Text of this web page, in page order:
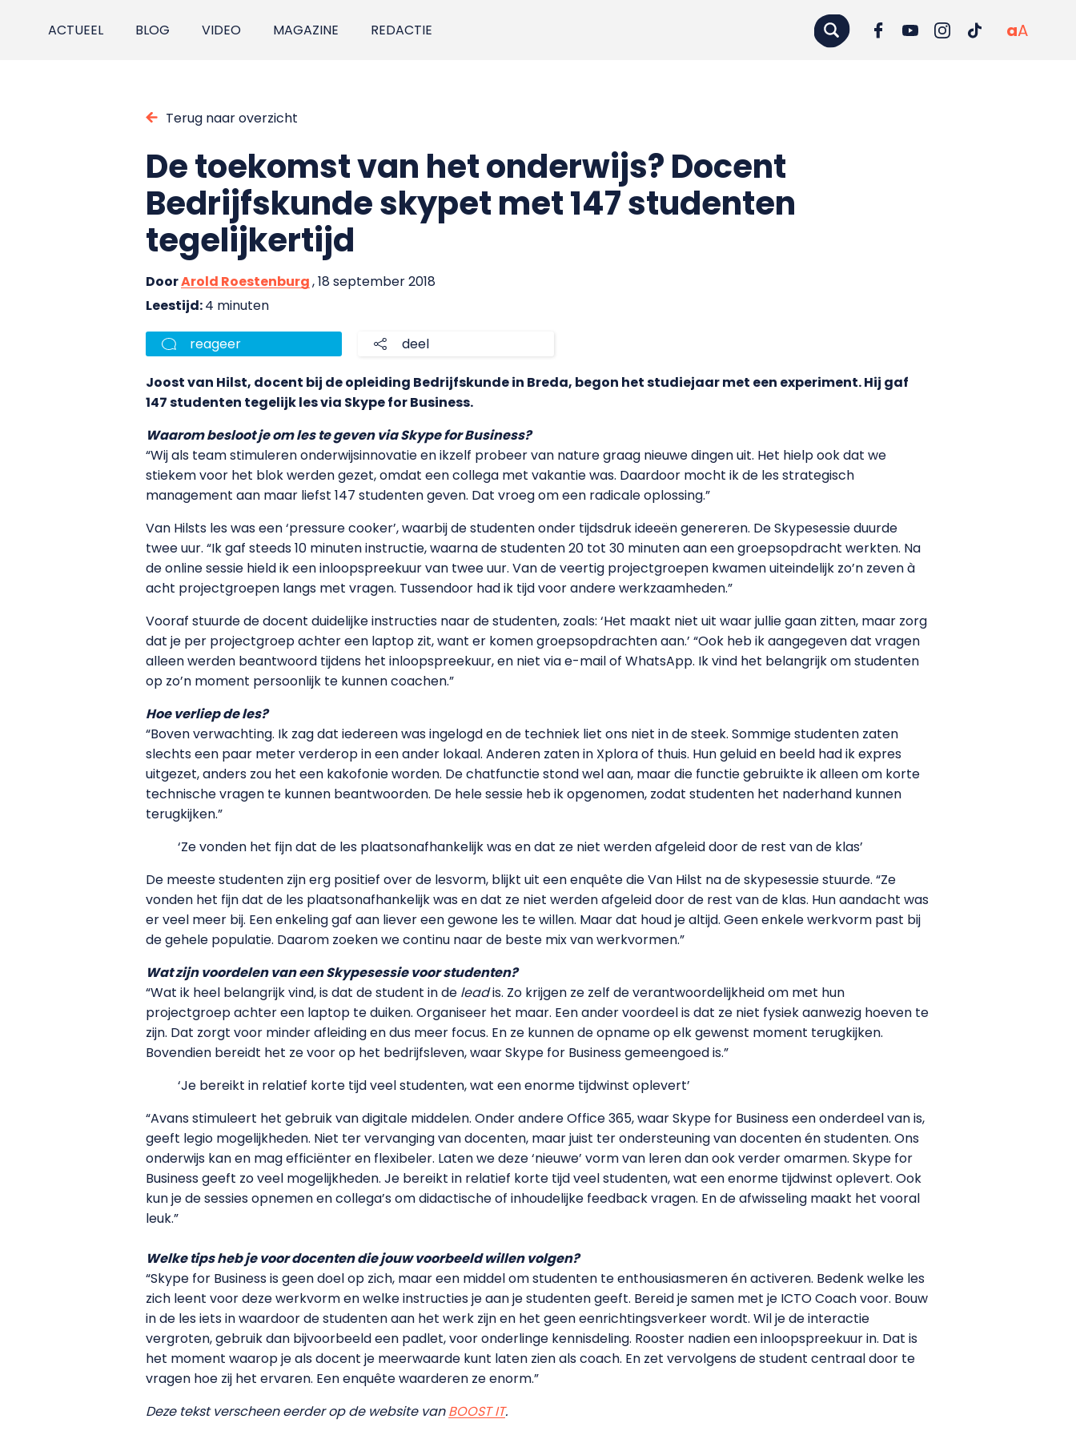
ACTUEEL BLOG VIDEO MAGAZINE REDACTIE aA
Terug naar overzicht
De toekomst van het onderwijs? Docent
Bedrijfskunde skypet met 147 studenten
tegelijkertijd
DoorArold Roestenburg, 18 september 2018
Leestijd:4 minuten
reageer deel
Joost van Hilst, docent bij de opleiding Bedrijfskunde in Breda, begon het studiejaar met een experiment. Hij gaf
147 studenten tegelijk les via Skype for Business.
Waarom besloot je om les te geven via Skype for Business?
“Wij als team stimuleren onderwijsinnovatie en ikzelf probeer van nature graag nieuwe dingen uit. Het hielp ook dat we
stiekem voor het blok werden gezet, omdat een collega met vakantie was. Daardoor mocht ik de les strategisch
management aan maar liefst 147 studenten geven. Dat vroeg om een radicale oplossing.”
Van Hilsts les was een ‘pressure cooker’, waarbij de studenten onder tijdsdruk ideeën genereren. De Skypesessie duurde
twee uur. “Ik gaf steeds 10 minuten instructie, waarna de studenten 20 tot 30 minuten aan een groepsopdracht werkten. Na
de online sessie hield ik een inloopspreekuur van twee uur. Van de veertig projectgroepen kwamen uiteindelijk zo’n zeven à
acht projectgroepen langs met vragen. Tussendoor had ik tijd voor andere werkzaamheden.”
Vooraf stuurde de docent duidelijke instructies naar de studenten, zoals: ‘Het maakt niet uit waar jullie gaan zitten, maar zorg
dat je per projectgroep achter een laptop zit, want er komen groepsopdrachten aan.’ “Ook heb ik aangegeven dat vragen
alleen werden beantwoord tijdens het inloopspreekuur, en niet via e-mail of WhatsApp. Ik vind het belangrijk om studenten
op zo’n moment persoonlijk te kunnen coachen.”
Hoe verliep de les?
“Boven verwachting. Ik zag dat iedereen was ingelogd en de techniek liet ons niet in de steek. Sommige studenten zaten
slechts een paar meter verderop in een ander lokaal. Anderen zaten in Xplora of thuis. Hun geluid en beeld had ik expres
uitgezet, anders zou het een kakofonie worden. De chatfunctie stond wel aan, maar die functie gebruikte ik alleen om korte
technische vragen te kunnen beantwoorden. De hele sessie heb ik opgenomen, zodat studenten het naderhand kunnen
terugkijken.”
‘Ze vonden het fijn dat de les plaatsonafhankelijk was en dat ze niet werden afgeleid door de rest van de klas’
De meeste studenten zijn erg positief over de lesvorm, blijkt uit een enquête die Van Hilst na de skypesessie stuurde. “Ze
vonden het fijn dat de les plaatsonafhankelijk was en dat ze niet werden afgeleid door de rest van de klas. Hun aandacht was
er veel meer bij. Een enkeling gaf aan liever een gewone les te willen. Maar dat houd je altijd. Geen enkele werkvorm past bij
de gehele populatie. Daarom zoeken we continu naar de beste mix van werkvormen.”
Wat zijn voordelen van een Skypesessie voor studenten?
“Wat ik heel belangrijk vind, is dat de student in de leadis. Zo krijgen ze zelf de verantwoordelijkheid om met hun
projectgroep achter een laptop te duiken. Organiseer het maar. Een ander voordeel is dat ze niet fysiek aanwezig hoeven te
zijn. Dat zorgt voor minder afleiding en dus meer focus. En ze kunnen de opname op elk gewenst moment terugkijken.
Bovendien bereidt het ze voor op het bedrijfsleven, waar Skype for Business gemeengoed is.”
‘Je bereikt in relatief korte tijd veel studenten, wat een enorme tijdwinst oplevert’
“Avans stimuleert het gebruik van digitale middelen. Onder andere Office 365, waar Skype for Business een onderdeel van is,
geeft legio mogelijkheden. Niet ter vervanging van docenten, maar juist ter ondersteuning van docenten én studenten. Ons
onderwijs kan en mag efficiënter en flexibeler. Laten we deze ‘nieuwe’ vorm van leren dan ook verder omarmen. Skype for
Business geeft zo veel mogelijkheden. Je bereikt in relatief korte tijd veel studenten, wat een enorme tijdwinst oplevert. Ook
kun je de sessies opnemen en collega’s om didactische of inhoudelijke feedback vragen. En de afwisseling maakt het vooral
leuk.”
Welke tips heb je voor docenten die jouw voorbeeld willen volgen?
“Skype for Business is geen doel op zich, maar een middel om studenten te enthousiasmeren én activeren. Bedenk welke les
zich leent voor deze werkvorm en welke instructies je aan je studenten geeft. Bereid je samen met je ICTO Coach voor. Bouw
in de les iets in waardoor de studenten aan het werk zijn en het geen eenrichtingsverkeer wordt. Wil je de interactie
vergroten, gebruik dan bijvoorbeeld een padlet, voor onderlinge kennisdeling. Rooster nadien een inloopspreekuur in. Dat is
het moment waarop je als docent je meerwaarde kunt laten zien als coach. En zet vervolgens de student centraal door te
vragen hoe zij het ervaren. Een enquête waarderen ze enorm.”
Deze tekst verscheen eerder op de website vanBOOST IT.